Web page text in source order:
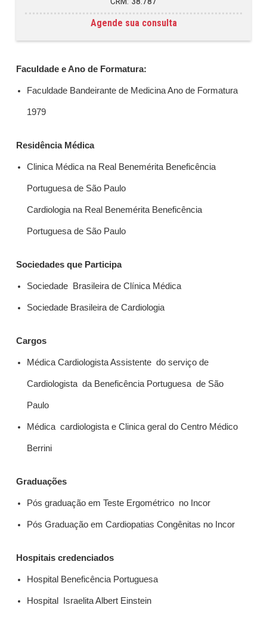
Agende sua consulta
Faculdade e Ano de Formatura:
Faculdade Bandeirante de Medicina Ano de Formatura
1979
Residência Médica
Clinica Médica na Real Benemérita Beneficência
Portuguesa de São Paulo
Cardiologia na Real Benemérita Beneficência
Portuguesa de São Paulo
Sociedades que Participa
Sociedade Brasileira de Clínica Médica
Sociedade Brasileira de Cardiologia
Cargos
Médica Cardiologista Assistente do serviço de
Cardiologista da Beneficência Portuguesa de São
Paulo
Médica cardiologista e Clinica geral do Centro Médico
Berrini
Graduações
Pós graduação em Teste Ergométrico no Incor
Pós Graduação em Cardiopatias Congênitas no Incor
Hospitais credenciados
Hospital Beneficência Portuguesa
Hospital Israelita Albert Einstein